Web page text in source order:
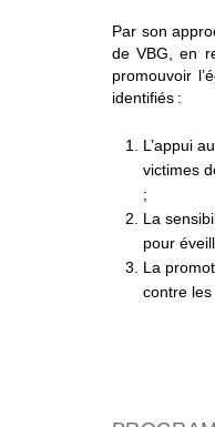
Par son
de VBG, en
promouvoir
identifiés :
L’appui
victimes
;
La
pour
La
contre